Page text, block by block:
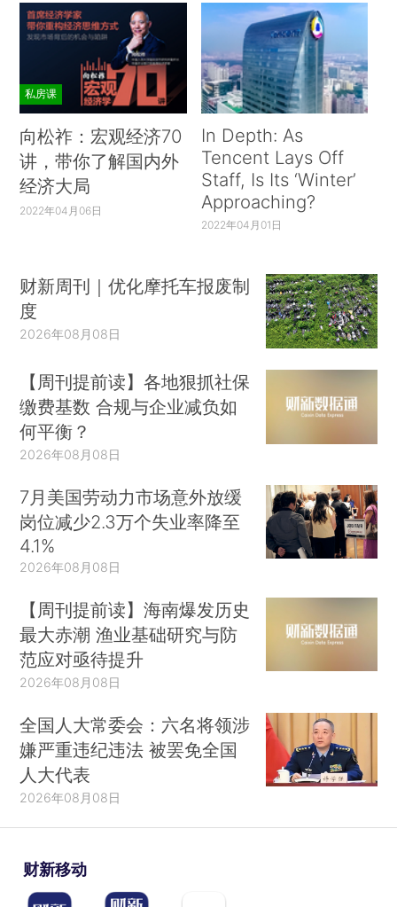
私房课
向松祚：宏观经济70
讲，带你了解国内外
经济大局
2022年04月06日
In Depth: As
Tencent Lays Off
Staff, Is Its ‘Winter’
Approaching?
2022年04月01日
财新周刊｜优化摩托车报废制
度
2026年08月08日
【周刊提前读】各地狠抓社保
缴费基数 合规与企业减负如
何平衡？
2026年08月08日
7月美国劳动力市场意外放缓
岗位减少2.3万个失业率降至
4.1%
2026年08月08日
【周刊提前读】海南爆发历史
最大赤潮 渔业基础研究与防
范应对亟待提升
2026年08月08日
全国人大常委会：六名将领涉
嫌严重违纪违法 被罢免全国
人大代表
2026年08月08日
财新移动